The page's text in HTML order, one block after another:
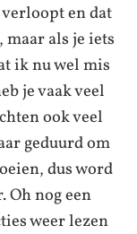
en dat
maar als je iets
ik nu wel mis
je vaak veel
ook veel
geduurd om
dus word
Oh nog een
weer lezen